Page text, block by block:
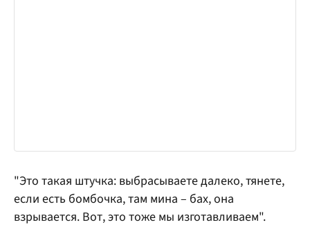
"Это такая штучка: выбрасываете далеко, тянете,
если есть бомбочка, там мина – бах, она
взрывается. Вот, это тоже мы изготавливаем".